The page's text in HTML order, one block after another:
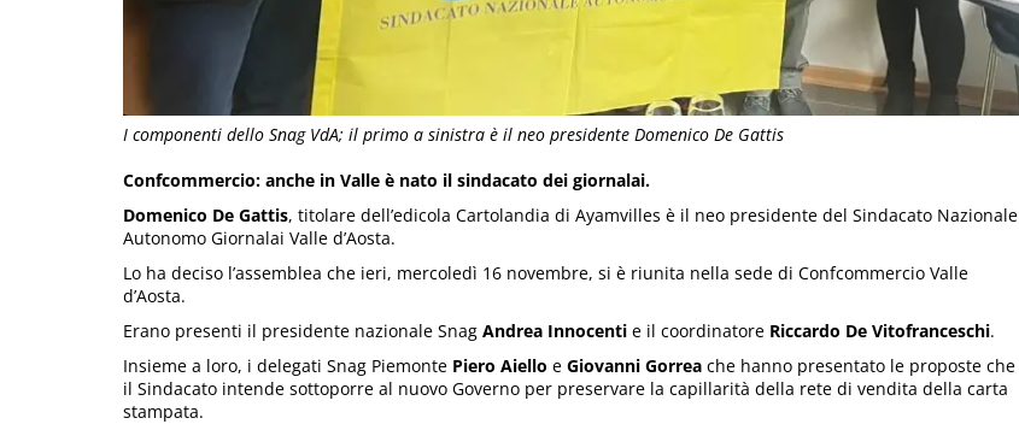
I componenti dello Snag VdA; il primo a sinistra è il neo presidente Domenico De Gattis
Confcommercio: anche in Valle è nato il sindacato dei giornalai.
Domenico De Gattis, titolare dell’edicola Cartolandia di Ayamvilles è il neo presidente del Sindacato Nazionale
Autonomo Giornalai Valle d’Aosta.
Lo ha deciso l’assemblea che ieri, mercoledì 16 novembre, si è riunita nella sede di Confcommercio Valle
d’Aosta.
Erano presenti il presidente nazionale Snag Andrea Innocenti e il coordinatore Riccardo De Vitofranceschi.
Insieme a loro, i delegati Snag Piemonte Piero Aiello e Giovanni Gorrea che hanno presentato le proposte che
il Sindacato intende sottoporre al nuovo Governo per preservare la capillarità della rete di vendita della carta
stampata.